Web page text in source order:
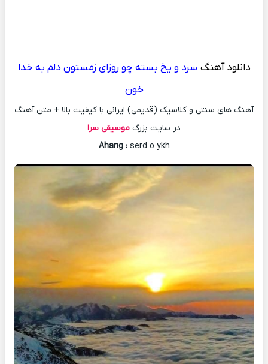
دانلود آهنگ سرد و یخ بسته چو روزای زمستون دلم به خدا
خون
آهنگ های سنتی و کلاسیک (قدیمی) ایرانی با کیفیت بالا + متن آهنگ
در سایت بزرگ موسیقی سرا
Ahang :serd o ykh